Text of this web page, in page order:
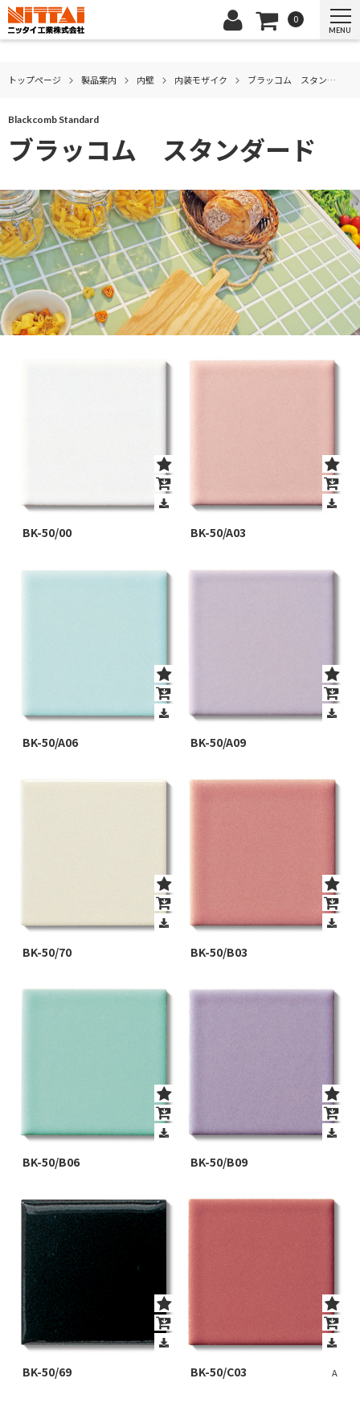
0
MENU
トップページ 製品案内 内壁 内装モザイク ブラッコム スタンダード
Blackcomb Standard
ブラッコム スタンダード
BK-50/00 BK-50/A03
BK-50/A06 BK-50/A09
BK-50/70 BK-50/B03
BK-50/B06 BK-50/B09
BK-50/69 BK-50/C03 A